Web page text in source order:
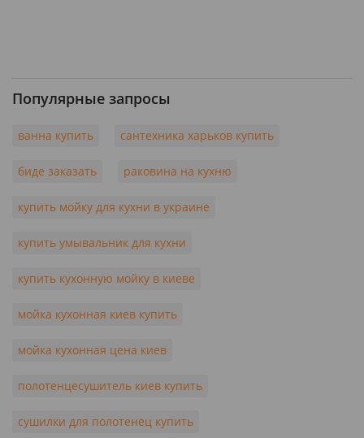
Популярные запросы
ванна купить сантехника харьков купить
биде заказать раковина на кухню
купить мойку для кухни в украине
купить умывальник для кухни
купить кухонную мойку в киеве
мойка кухонная киев купить
мойка кухонная цена киев
полотенцесушитель киев купить
сушилки для полотенец купить